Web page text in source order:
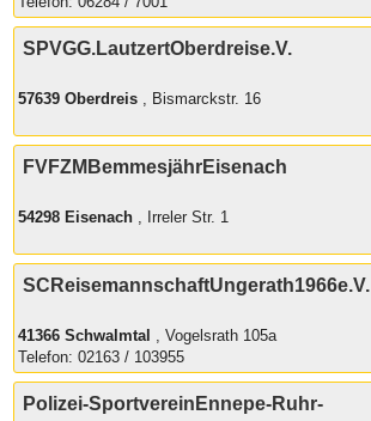
SPVGG.LautzertOberdreise.V.
57639 Oberdreis , Bismarckstr. 16
FVFZMBemmesjährEisenach
54298 Eisenach , Irreler Str. 1
SCReisemannschaftUngerath1966e.V.
41366 Schwalmtal , Vogelsrath 105a
Telefon: 02163 / 103955
Polizei-SportvereinEnnepe-Ruhr-